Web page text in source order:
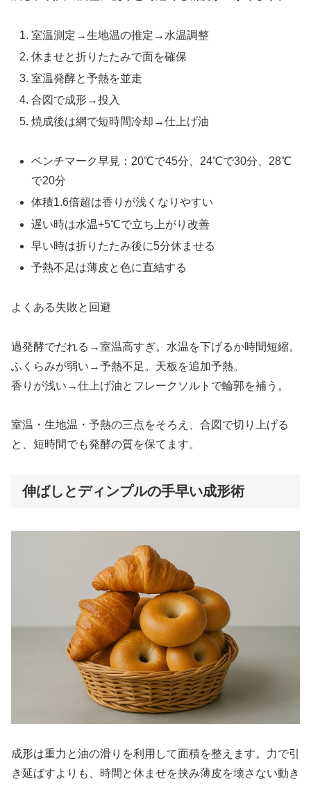
室温測定→生地温の推定→水温調整
休ませと折りたたみで面を確保
室温発酵と予熱を並走
合図で成形→投入
焼成後は網で短時間冷却→仕上げ油
ベンチマーク早見：20℃で45分、24℃で30分、28℃
で20分
体積1.6倍超は香りが浅くなりやすい
遅い時は水温+5℃で立ち上がり改善
早い時は折りたたみ後に5分休ませる
予熱不足は薄皮と色に直結する
よくある失敗と回避
過発酵でだれる→室温高すぎ。水温を下げるか時間短縮。
ふくらみが弱い→予熱不足。天板を追加予熱。
香りが浅い→仕上げ油とフレークソルトで輪郭を補う。
室温・生地温・予熱の三点をそろえ、合図で切り上げる
と、短時間でも発酵の質を保てます。
伸ばしとディンプルの手早い成形術
成形は重力と油の滑りを利用して面積を整えます。力で引
き延ばすよりも、時間と休ませを挟み薄皮を壊さない動き